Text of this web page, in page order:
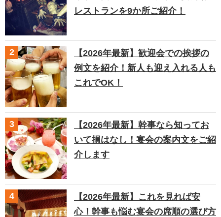
レストランを9か所ご紹介！
【2026年最新】歓迎会での挨拶の
例文を紹介！新人も迎え入れる人も
これでOK！
【2026年最新】幹事なら知ってお
いて損はなし！宴会の案内文をご紹
介します
【2026年最新】これを見れば安
心！幹事も悩む宴会の席順の選び方